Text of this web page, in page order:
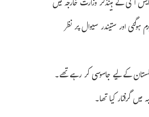
اور ستیندر سیوال پر نظر
کے لیے جاسوسی کر رہے تھے۔
گرفتار کیا تھا۔